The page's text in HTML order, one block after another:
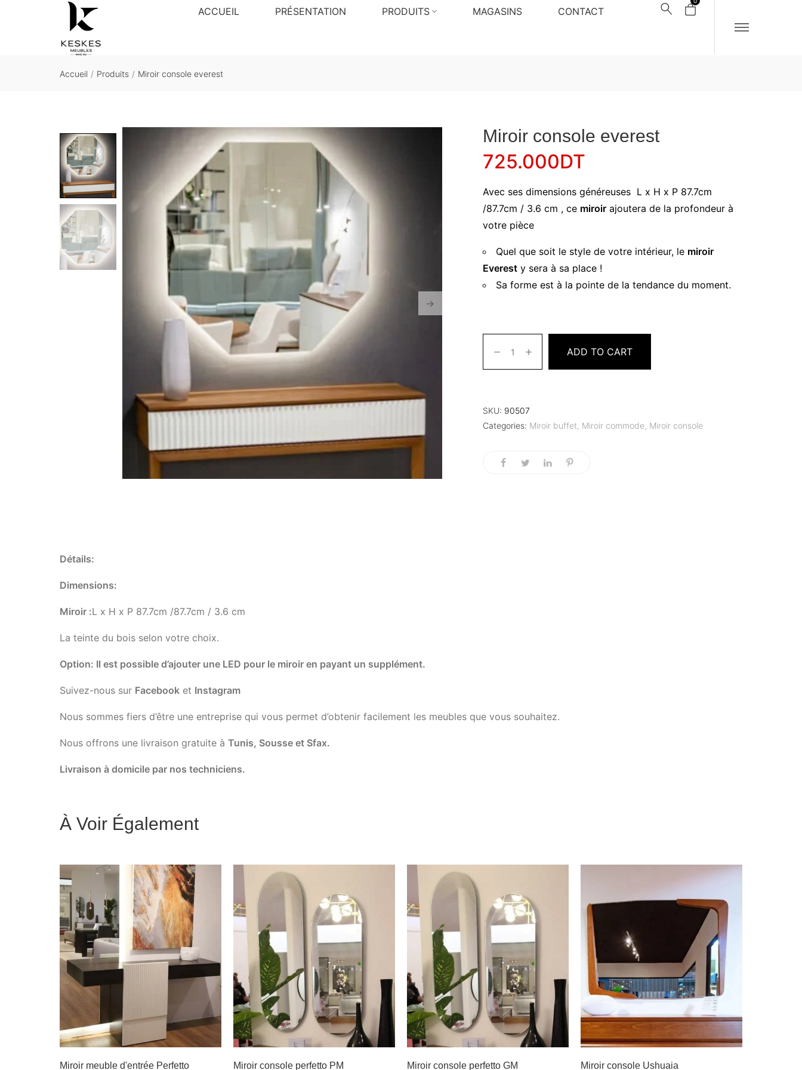
ACCUEIL PRÉSENTATION PRODUITS MAGASINS CONTACT
Accueil / Produits / Miroir console everest
Miroir console everest
725.000DT
Avec ses dimensions généreuses L x H x P 87.7cm
/87.7cm / 3.6 cm , ce miroir ajoutera de la profondeur à
votre pièce
Quel que soit le style de votre intérieur, le miroir
Everest y sera à sa place !
Sa forme est à la pointe de la tendance du moment.
ADD TO CART
SKU: 90507
Categories: Miroir buffet, Miroir commode, Miroir console
Détails:
Dimensions:
Miroir :L x H x P 87.7cm /87.7cm / 3.6 cm
La teinte du bois selon votre choix.
Option: Il est possible d’ajouter une LED pour le miroir en payant un supplément.
Suivez-nous sur Facebook et Instagram
Nous sommes fiers d’être une entreprise qui vous permet d’obtenir facilement les meubles que vous souhaitez.
Nous offrons une livraison gratuite à Tunis, Sousse et Sfax.
Livraison à domicile par nos techniciens.
À Voir Également
Miroir meuble d'entrée Perfetto Miroir console perfetto PM Miroir console perfetto GM Miroir console Ushuaia